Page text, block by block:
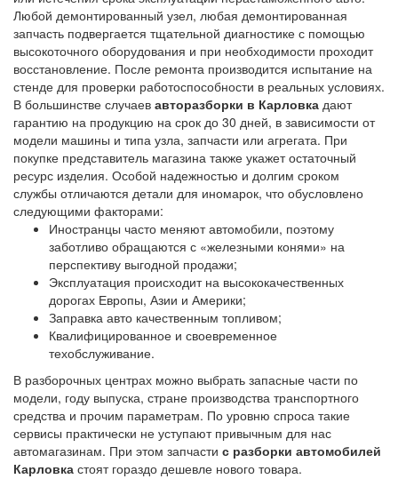
Любой демонтированный узел, любая демонтированная
запчасть подвергается тщательной диагностике с помощью
высокоточного оборудования и при необходимости проходит
восстановление. После ремонта производится испытание на
стенде для проверки работоспособности в реальных условиях.
В большинстве случаев авторазборки в Карловка дают
гарантию на продукцию на срок до 30 дней, в зависимости от
модели машины и типа узла, запчасти или агрегата. При
покупке представитель магазина также укажет остаточный
ресурс изделия. Особой надежностью и долгим сроком
службы отличаются детали для иномарок, что обусловлено
следующими факторами:
Иностранцы часто меняют автомобили, поэтому
заботливо обращаются с «железными конями» на
перспективу выгодной продажи;
Эксплуатация происходит на высококачественных
дорогах Европы, Азии и Америки;
Заправка авто качественным топливом;
Квалифицированное и своевременное
техобслуживание.
В разборочных центрах можно выбрать запасные части по
модели, году выпуска, стране производства транспортного
средства и прочим параметрам. По уровню спроса такие
сервисы практически не уступают привычным для нас
автомагазинам. При этом запчасти с разборки автомобилей
Карловка стоят гораздо дешевле нового товара.